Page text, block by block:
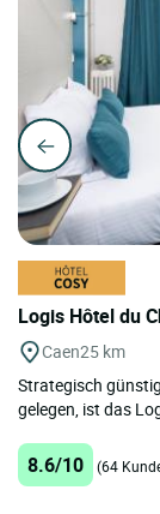
Logis Hôtel du
Caen25 km
Strategisch
gelegen, ist das
8.6/10 (64